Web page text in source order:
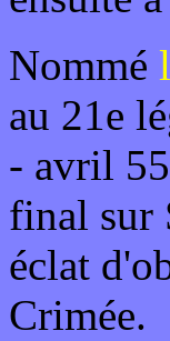
Nommé
au 21e
- avril
final sur
éclat
Crimée.